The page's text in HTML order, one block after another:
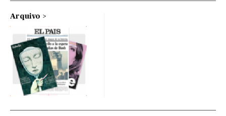
Arquivo